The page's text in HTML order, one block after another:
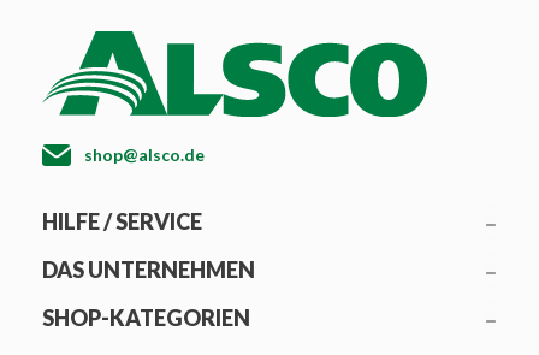
shop@alsco.de
HILFE / SERVICE
DAS UNTERNEHMEN
SHOP-KATEGORIEN